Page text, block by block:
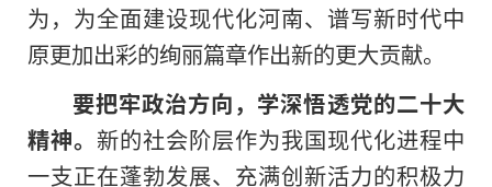
为，为全面建设现代化河南、谱写新时代中
原更加出彩的绚丽篇章作出新的更大贡献。
要把牢政治方向，学深悟透党的二十大
精神。 新的社会阶层作为我国现代化进程中
一支正在蓬勃发展、充满创新活力的积极力